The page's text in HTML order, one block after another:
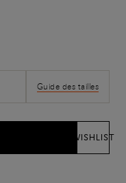
Guide des tailles
WISHLIST